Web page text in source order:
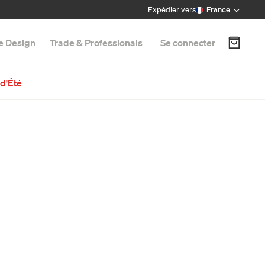
Expédier vers France
Design Trade & Professionals Se connecter